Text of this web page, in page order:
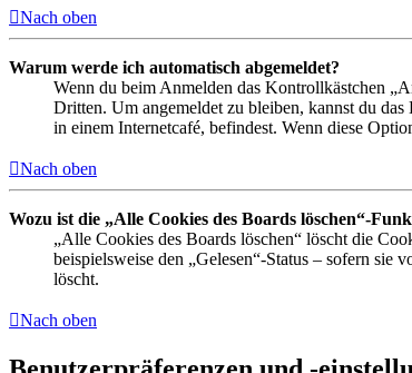
Nach oben
Warum werde ich automatisch abgemeldet?
Wenn du beim Anmelden das Kontrollkästchen
Dritten. Um angemeldet zu bleiben, kannst du
in einem Internetcafé, befindest. Wenn diese
Nach oben
Wozu ist die „Alle Cookies des Boards löschen“-
„Alle Cookies des Boards löschen“ löscht die
beispielsweise den „Gelesen“-Status – sofern
löscht.
Nach oben